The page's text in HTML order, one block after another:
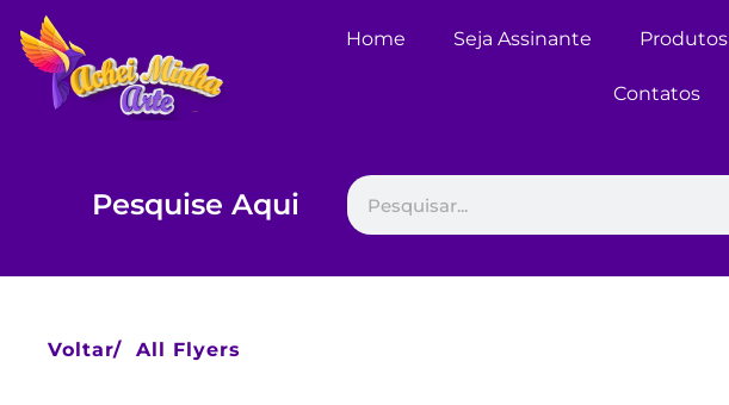
Home Seja Assinante Produtos
Contatos
Pesquise Aqui
Voltar/ All Flyers